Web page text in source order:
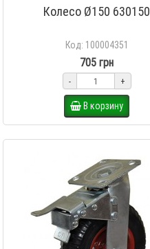
Колесо Ø150 630150
Код: 100004351
705 грн
- +
В корзину